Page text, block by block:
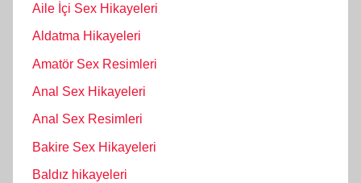
Aile İçi Sex Hikayeleri
Aldatma Hikayeleri
Amatör Sex Resimleri
Anal Sex Hikayeleri
Anal Sex Resimleri
Bakire Sex Hikayeleri
Baldız hikayeleri